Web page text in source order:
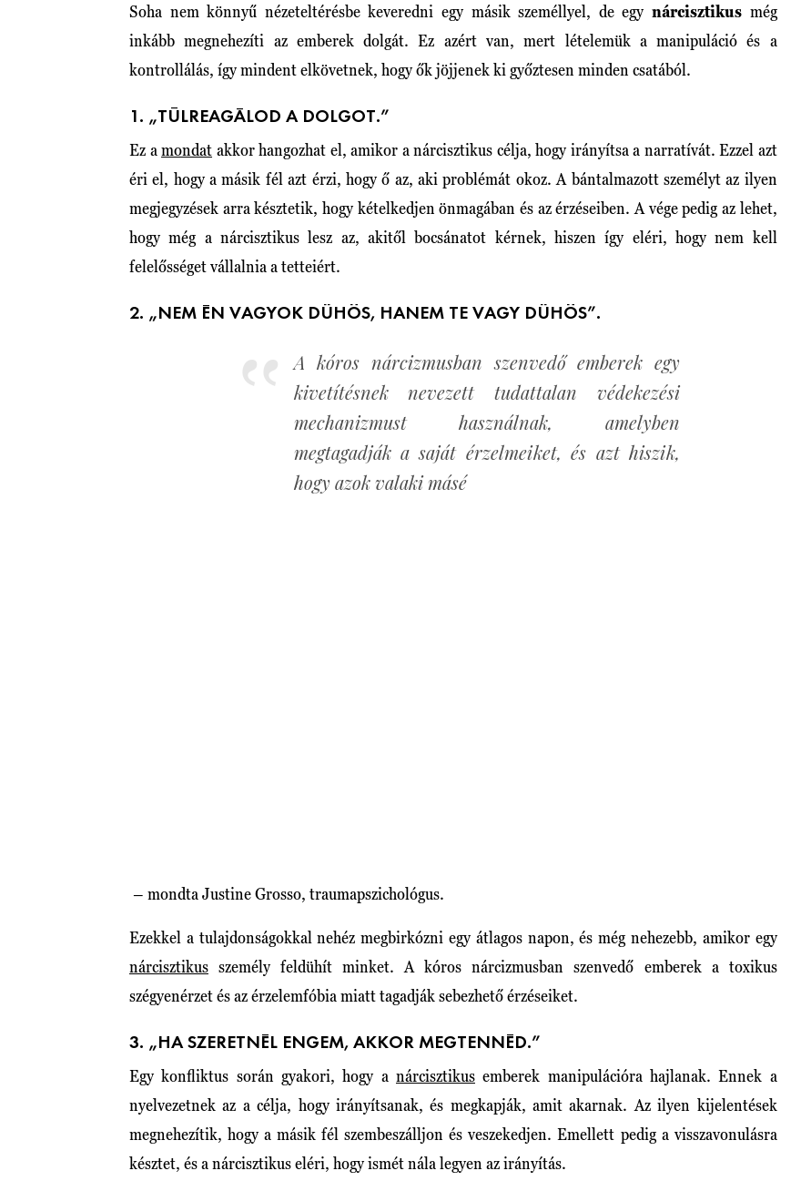
Soha nem könnyű nézeteltérésbe keveredni egy másik személlyel, de egynárcisztikus még
inkább megnehezíti az emberek dolgát. Ez azért van, mert lételemük a manipuláció és a
kontrollálás, így mindent elkövetnek, hogy ők jöjjenek ki győztesen minden csatából.
1. „TÚLREAGÁLOD A DOLGOT.”
Ez amondat akkor hangozhat el, amikor a nárcisztikus célja, hogy irányítsa a narratívát. Ezzel azt
éri el, hogy a másik fél azt érzi, hogy ő az, aki problémát okoz. A bántalmazott személyt az ilyen
megjegyzések arra késztetik, hogy kételkedjen önmagában és az érzéseiben. A vége pedig az lehet,
hogy még a nárcisztikus lesz az, akitől bocsánatot kérnek, hiszen így eléri, hogy nem kell
felelősséget vállalnia a tetteiért.
2. „NEM ÉN VAGYOK DÜHÖS, HANEM TE VAGY DÜHÖS”.
A kóros nárcizmusban szenvedő emberek egy
kivetítésnek nevezett tudattalan védekezési
mechanizmust használnak, amelyben
megtagadják a saját érzelmeiket, és azt hiszik,
hogy azok valaki másé
– mondta Justine Grosso, traumapszichológus.
Ezekkel a tulajdonságokkal nehéz megbirkózni egy átlagos napon, és még nehezebb, amikor egy
nárcisztikus személy feldühít minket. A kóros nárcizmusban szenvedő emberek a toxikus
szégyenérzet és az érzelemfóbia miatt tagadják sebezhető érzéseiket.
3. „HA SZERETNÉL ENGEM, AKKOR MEGTENNÉD.”
Egy konfliktus során gyakori, hogy a nárcisztikus emberek manipulációra hajlanak. Ennek a
nyelvezetnek az a célja, hogy irányítsanak, és megkapják, amit akarnak. Az ilyen kijelentések
megnehezítik, hogy a másik fél szembeszálljon és veszekedjen. Emellett pedig a visszavonulásra
késztet, és a nárcisztikus eléri, hogy ismét nála legyen az irányítás.